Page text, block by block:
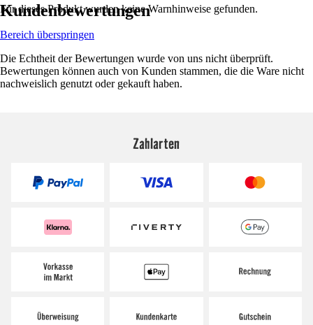
Für dieses Produkt wurden keine Warnhinweise gefunden.
Kundenbewertungen
Bereich überspringen
Die Echtheit der Bewertungen wurde von uns nicht überprüft.
Bewertungen können auch von Kunden stammen, die die Ware nicht
nachweislich genutzt oder gekauft haben.
Zahlarten